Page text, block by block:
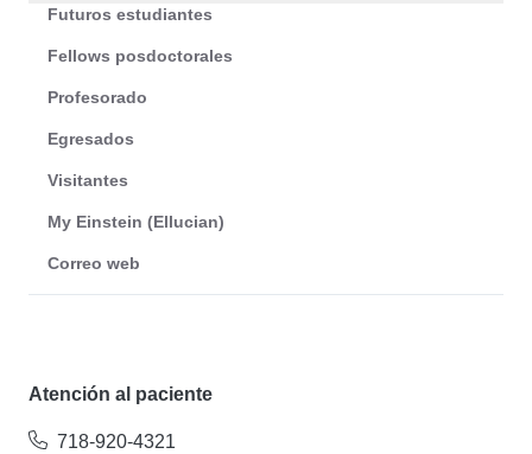
Futuros estudiantes
Fellows posdoctorales
Profesorado
Egresados
Visitantes
My Einstein (Ellucian)
Correo web
Atención al paciente
718-920-4321